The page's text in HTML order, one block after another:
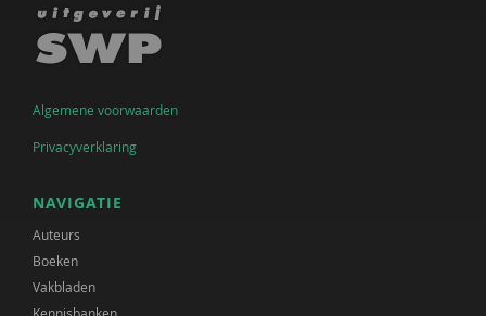
Algemene voorwaarden
Privacyverklaring
NAVIGATIE
Auteurs
Boeken
Vakbladen